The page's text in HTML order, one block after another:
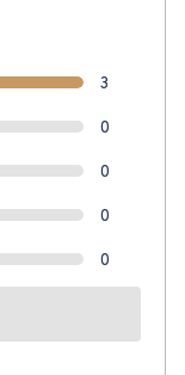
3
0
0
0
0